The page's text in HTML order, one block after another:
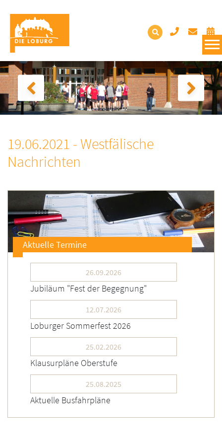
19.06.2021 - Westfälische
Nachrichten
Aktuelle Termine
26.09.2026
Jubiläum "Fest der Begegnung"
12.07.2026
Loburger Sommerfest 2026
25.02.2026
Klausurpläne Oberstufe
25.08.2025
Aktuelle Busfahrpläne